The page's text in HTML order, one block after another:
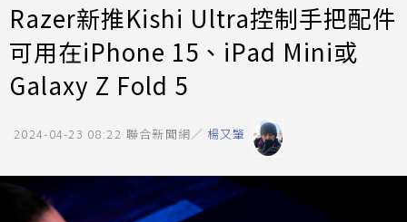
Razer新推Kishi Ultra控制手把配件
可用在iPhone 15、iPad Mini或
Galaxy Z Fold 5
2024-04-23 08:22 聯合新聞網／ 楊又肇